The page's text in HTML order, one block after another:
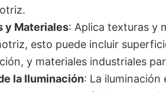
y Materiales: Aplica texturas y
esto puede incluir
y materiales industriales
la Iluminación: La iluminación